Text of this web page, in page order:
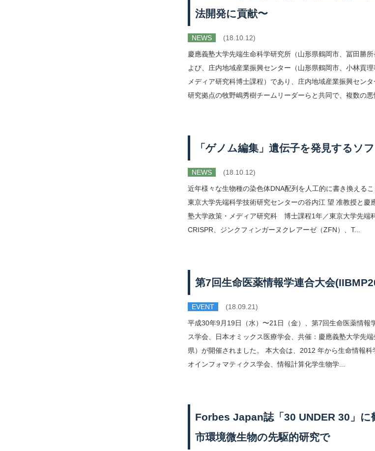
法開発に貢献〜
NEWS (18.10.12)
慶應義塾大学先端生命科学研究所（山形県鶴岡市、冨田勝
よび、庄内地域産業振興センター（山形県鶴岡市、小林貢
メディア研究科博士課程）であり、庄内地域産業振興セン
研究拠点の牧野嶋秀樹チームリーダーらと共同で、複数の悪
「ゲノム編集」遺伝子を発見するソ
NEWS (18.10.12)
近年様々な生物種の染色体DNA配列を人工的に書き換える
東京大学先端科学技術研究センターの谷内江 望 准教授と
塾大学政策・メディア研究科 博士課程1年／東京大学先端
CRISPR、ジンクフィンガーヌクレアーゼ（ZFN）、T...
第7回生命医薬情報学連合大会
EVENT (18.09.21)
平成30年9月19日（水）〜21日（金）、第7回生命医薬情
ス学会、日本オミックス医療学会、共催：慶應義塾大学先
県）が開催されました。 本大会は、2012 年から生命情報
オインフォマティクス学会、情報計算化学生物学...
Forbes Japan誌「30 UNDER 30
市環境微生物の先駆的研究で